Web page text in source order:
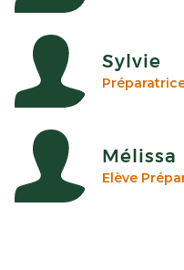
Sylvie
Mélissa
Elève